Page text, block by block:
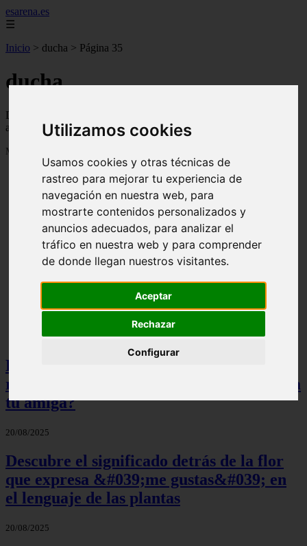
Utilizamos cookies
Usamos cookies y otras técnicas de
rastreo para mejorar tu experiencia de
navegación en nuestra web, para
mostrarte contenidos personalizados y
anuncios adecuados, para analizar el
tráfico en nuestra web y para comprender
de donde llegan nuestros visitantes.
Aceptar
Rechazar
Configurar
esarena.es
☰
Inicio > ducha > Página 35
ducha
Descubre todas las noticias de la categoría ducha. Artículos
actualizados y contenido de calidad en esarena.es.
Mostrando 817 - 840 de 2121 artículos
21 árboles perfectos para cultivar en macetas y
contenedores de exterior
El significado detrás de cada color de
rosas: ¿Qué tono elegir para sorprender a
tu amiga?
20/08/2025
Descubre el significado detrás de la flor
que expresa &#039;me gustas&#039; en
el lenguaje de las plantas
20/08/2025